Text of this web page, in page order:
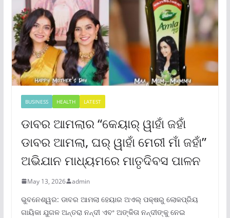
BUSINESS HEALTH LATEST
ଡାବର ଆମଲାର “କେୟାର୍ ୱାହାଁ ଜହାଁ
ଡାବର ଆମଲା, ଘର୍ ୱାହାଁ ମେରୀ ମାଁ ଜହାଁ”
ଅଭିଯାନ ମାଧ୍ୟମରେ ମାତୃଦିବସ ପାଳନ
May 13, 2026 admin
ଭୁବନେଶ୍ୱର: ଡାବର ଆମଲା ହେୟାର ଅଏଲ୍ ପକ୍ଷରୁ ଲୋକପ୍ରିୟ
ଗାୟିକା ଯୁଗଳ ଅନ୍ତରା ନନ୍ଦୀ ଏବଂ ଅଙ୍କିତା ନନ୍ଦୀଙ୍କୁ ନେଇ